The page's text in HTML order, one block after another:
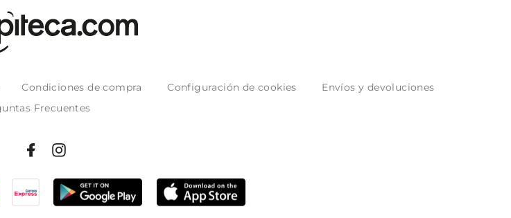
Condiciones de compra Configuración de cookies
Envíos y devoluciones
Frecuentes